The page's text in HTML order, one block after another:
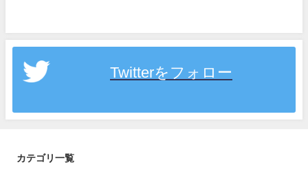
Twitterをフォロー
カテゴリ一覧